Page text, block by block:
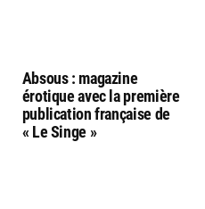
Absous : magazine
érotique avec la première
publication française de
« Le Singe »